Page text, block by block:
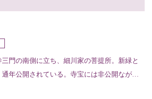
門の南側に立ち、細川家の菩提所。新緑と
年公開されている。寺宝には非公開ながら